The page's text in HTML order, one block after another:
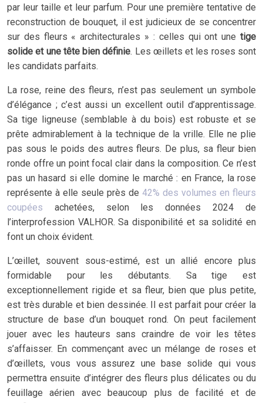
par leur taille et leur parfum. Pour une première tentative de
reconstruction de bouquet, il est judicieux de se concentrer
sur des fleurs « architecturales » : celles qui ont une tige
solide et une tête bien définie. Les œillets et les roses sont
les candidats parfaits.
La rose, reine des fleurs, n’est pas seulement un symbole
d’élégance ; c’est aussi un excellent outil d’apprentissage.
Sa tige ligneuse (semblable à du bois) est robuste et se
prête admirablement à la technique de la vrille. Elle ne plie
pas sous le poids des autres fleurs. De plus, sa fleur bien
ronde offre un point focal clair dans la composition. Ce n’est
pas un hasard si elle domine le marché : en France, la rose
représente à elle seule près de 42% des volumes en fleurs
coupées achetées, selon les données 2024 de
l’interprofession VALHOR. Sa disponibilité et sa solidité en
font un choix évident.
L’œillet, souvent sous-estimé, est un allié encore plus
formidable pour les débutants. Sa tige est
exceptionnellement rigide et sa fleur, bien que plus petite,
est très durable et bien dessinée. Il est parfait pour créer la
structure de base d’un bouquet rond. On peut facilement
jouer avec les hauteurs sans craindre de voir les têtes
s’affaisser. En commençant avec un mélange de roses et
d’œillets, vous vous assurez une base solide qui vous
permettra ensuite d’intégrer des fleurs plus délicates ou du
feuillage aérien avec beaucoup plus de facilité et de